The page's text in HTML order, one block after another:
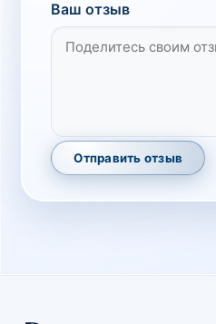
Ваш отзыв
Отправить отзыв